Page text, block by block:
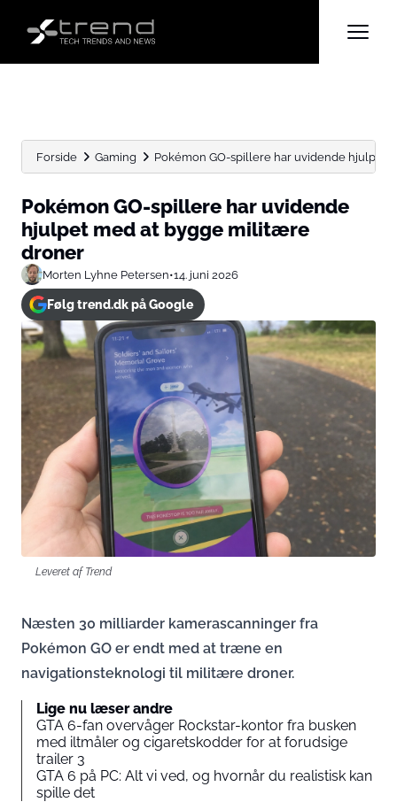
Forside Gaming Pokémon GO-spillere har uvidende hjulpet
Pokémon GO-spillere har uvidende
hjulpet med at bygge militære
droner
Morten Lyhne Petersen•14. juni 2026
Følg trend.dk på Google
Leveret af Trend
Næsten 30 milliarder kamerascanninger fra
Pokémon GO er endt med at træne en
navigationsteknologi til militære droner.
Lige nu læser andre
GTA 6-fan overvåger Rockstar-kontor fra busken
med iltmåler og cigaretskodder for at forudsige
trailer 3
GTA 6 på PC: Alt vi ved, og hvornår du realistisk kan
spille det